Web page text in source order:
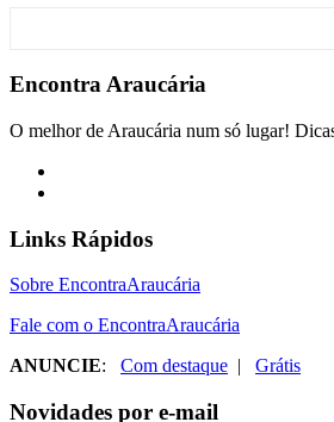
EncontraAraucária
O melhor de Araucária num só lugar!
Links Rápidos
Sobre EncontraAraucária
Fale com o EncontraAraucária
ANUNCIE: Com destaque | Grátis
Novidades por e-mail